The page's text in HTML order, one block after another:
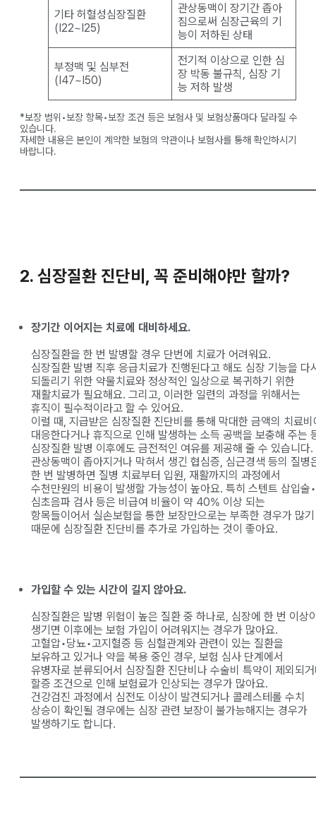
기타 허혈성심장질환
(I22~I25)
관상동맥이 장기간 좁아
짐으로써 심장근육의 기
능이 저하된 상태
부정맥 및 심부전
(I47~I50)
전기적 이상으로 인한 심
장 박동 불규칙, 심장 기
능 저하 발생
*보장 범위•보장 항목•보장 조건 등은 보험사 및 보험상품마다 달라질 수
있습니다.
자세한 내용은 본인이 계약한 보험의 약관이나 보험사를 통해 확인하시기
바랍니다.
2. 심장질환 진단비, 꼭 준비해야만 할까?
장기간 이어지는 치료에 대비하세요.
심장질환을 한 번 발병할 경우 단번에 치료가 어려워요.
심장질환 발병 직후 응급치료가 진행된다고 해도 심장 기능을 다
되돌리기 위한 약물치료와 정상적인 일상으로 복귀하기 위한
재활치료가 필요해요. 그리고, 이러한 일련의 과정을 위해서는
휴직이 필수적이라고 할 수 있어요.
이럴 때, 지급받은 심장질환 진단비를 통해 막대한 금액의 치료비
대응한다거나 휴직으로 인해 발생하는 소득 공백을 보충해 주는
심장질환 발병 이후에도 금전적인 여유를 제공해 줄 수 있습니다.
관상동맥이 좁아지거나 막혀서 생긴 협심증, 심근경색 등의 질병
한 번 발병하면 질병 치료부터 입원, 재활까지의 과정에서
수천만원의 비용이 발생할 가능성이 높아요. 특히 스텐트 삽입술•
심초음파 검사 등은 비급여 비율이 약 40% 이상 되는
항목들이어서 실손보험을 통한 보장만으로는 부족한 경우가 많기
때문에 심장질환 진단비를 추가로 가입하는 것이 좋아요.
가입할 수 있는 시간이 길지 않아요.
심장질환은 발병 위험이 높은 질환 중 하나로, 심장에 한 번 이상
생기면 이후에는 보험 가입이 어려워지는 경우가 많아요.
고혈압•당뇨•고지혈증 등 심혈관계와 관련이 있는 질환을
보유하고 있거나 약을 복용 중인 경우, 보험 심사 단계에서
유병자로 분류되어서 심장질환 진단비나 수술비 특약이 제외되
할증 조건으로 인해 보험료가 인상되는 경우가 많아요.
건강검진 과정에서 심전도 이상이 발견되거나 콜레스테롤 수치
상승이 확인될 경우에는 심장 관련 보장이 불가능해지는 경우가
발생하기도 합니다.